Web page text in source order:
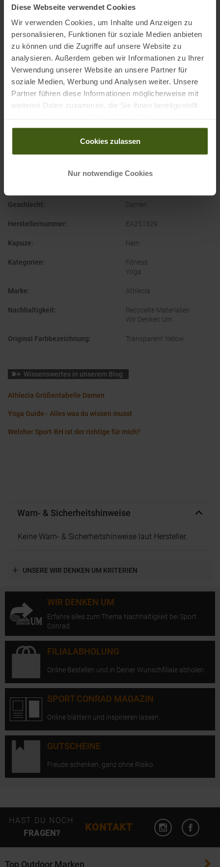
Diese Webseite verwendet Cookies
Wir verwenden Cookies, um Inhalte und Anzeigen zu
personalisieren, Funktionen für soziale Medien anbieten
zu können und die Zugriffe auf unsere Website zu
analysieren. Außerdem geben wir Informationen zu Ihrer
Verwendung unserer Website an unsere Partner für
soziale Medien, Werbung und Analysen weiter. Unsere
Partner führen diese Informationen möglicherweise mit
weiteren Daten zusammen, die Sie ihnen bereitgestellt
gesammelt haben.
Cookies zulassen
Nur notwendige Cookies
Ausgezeichnet mit :
Geschlecht: Damen
Herstellernummer: EA251329
Kapuze: Nein
Kategorien:
Fitness
Yoga
Marke: Athlecia
Nachhaltigkeit:
Recycelte Materialien
Wir Denken Um
Original Farbbezeichnung: Transparent Yellow
Wissenswertes in unserem Blog
Athlecia Größentabelle Damen
Yoga Guide - Alles was du wissen musst
Welcher Sport-BH ist der richtige für mich?
Warn- & Sicherheitshinweise
Keine Warn- & Sicherheitshinweise laut Hersteller.
UNSERE WIR DENKEN UM KRITERIEN
WIR DENKEN UM
Erfahre alles zum Thema Nachhaltigkeit bei Sport
Conrad.
FILIALABHOLUNG
Online Bestellen und in Deiner Wunschfiliale abholen.
SPORT CONRAD MAGAZIN
Online blättern und inspirieren lassen.
GUTSCHEINE
Freude schenken, ganz ohne Risiko.
HAST DU NOCH
FRAGEN?
KONTAKT
Instagram
Top Outdoor Marken